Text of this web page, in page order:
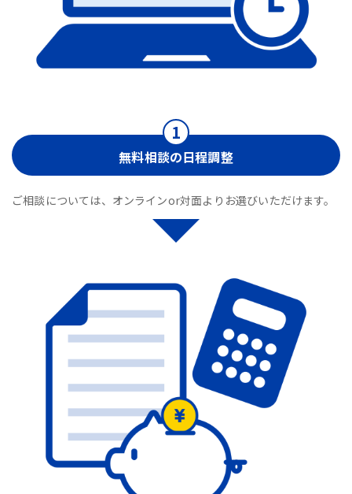
無料相談の日程調整
ご相談については、オンラインor対面よりお選びいただけます。